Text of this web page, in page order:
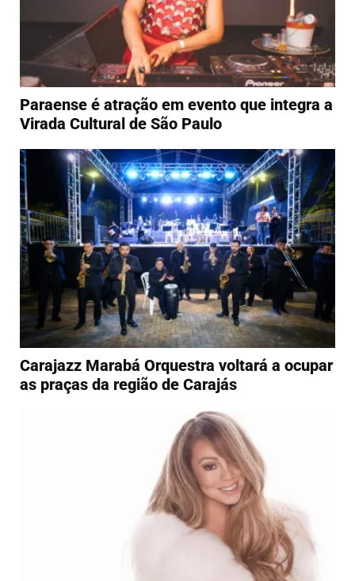
Paraense é atração em evento que integra a
Virada Cultural de São Paulo
Carajazz Marabá Orquestra voltará a ocupar
as praças da região de Carajás